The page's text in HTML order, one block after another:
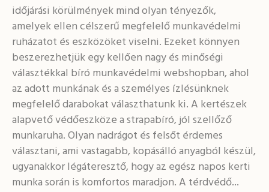
időjárási körülmények mind olyan tényezők,
amelyek ellen célszerű megfelelő munkavédelmi
ruházatot és eszközöket viselni. Ezeket könnyen
beszerezhetjük egy kellően nagy és minőségi
választékkal bíró munkavédelmi webshopban, ahol
az adott munkának és a személyes ízlésünknek
megfelelő darabokat választhatunk ki. A kertészek
alapvető védőeszköze a strapabíró, jól szellőző
munkaruha. Olyan nadrágot és felsőt érdemes
választani, ami vastagabb, kopásálló anyagból készül,
ugyanakkor légáteresztő, hogy az egész napos kerti
munka során is komfortos maradjon. A térdvédő...